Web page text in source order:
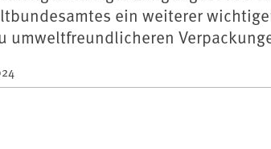
ein weiterer
umweltfreundlicheren